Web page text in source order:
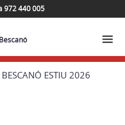
972 440 005
ESTIU 2026